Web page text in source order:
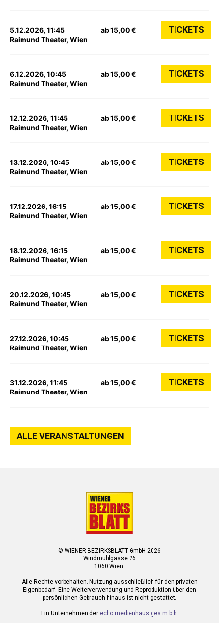
5.12.2026, 11:45
Raimund Theater, Wien
ab 15,00 € TICKETS
6.12.2026, 10:45
Raimund Theater, Wien
ab 15,00 € TICKETS
12.12.2026, 11:45
Raimund Theater, Wien
ab 15,00 € TICKETS
13.12.2026, 10:45
Raimund Theater, Wien
ab 15,00 € TICKETS
17.12.2026, 16:15
Raimund Theater, Wien
ab 15,00 € TICKETS
18.12.2026, 16:15
Raimund Theater, Wien
ab 15,00 € TICKETS
20.12.2026, 10:45
Raimund Theater, Wien
ab 15,00 € TICKETS
27.12.2026, 10:45
Raimund Theater, Wien
ab 15,00 € TICKETS
31.12.2026, 11:45
Raimund Theater, Wien
ab 15,00 € TICKETS
ALLE VERANSTALTUNGEN
© WIENER BEZIRKSBLATT GmbH 2026
Windmühlgasse 26
1060 Wien.
Alle Rechte vorbehalten. Nutzung ausschließlich für den privaten
Eigenbedarf. Eine Weiterverwendung und Reproduktion über den
persönlichen Gebrauch hinaus ist nicht gestattet.
Ein Unternehmen der echo medienhaus ges.m.b.h.